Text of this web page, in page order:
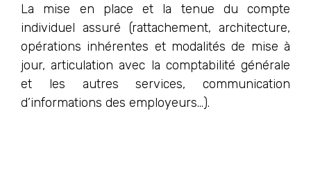
La mise en place et la tenue du compte
individuel assuré (rattachement, architecture,
opérations inhérentes et modalités de mise à
jour, articulation avec la comptabilité générale
et les autres services, communication
d’informations des employeurs…).